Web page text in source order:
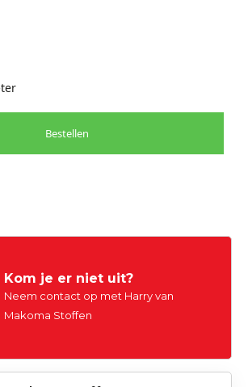
Bestellen
Kom je er niet uit?
Neem contact op met Harry van
Makoma Stoffen